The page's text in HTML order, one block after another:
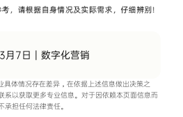
月7日 数字化营销
具体情况存在差异，在依据上述信息做出决策之
系以获取更多专业信息。对于因依赖本页面信息而
担任何法律责任。